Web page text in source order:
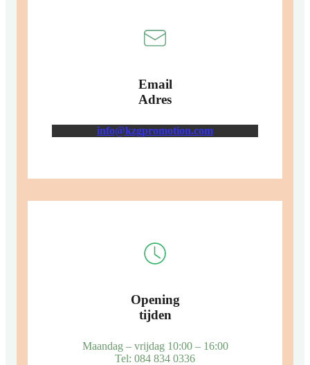
Email
Adres
info@kzgpromotion.com
Opening
tijden
Maandag – vrijdag 10:00 – 16:00
Tel: 084 834 0336